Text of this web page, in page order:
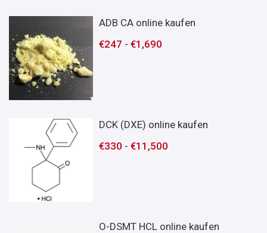
ADB CA online kaufen
€247 -€1,690
DCK (DXE) online kaufen
€330 -€11,500
O-DSMT HCL online kaufen